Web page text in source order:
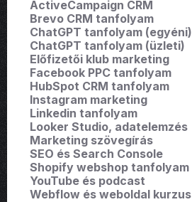
ActiveCampaign CRM
Brevo CRM tanfolyam
ChatGPT tanfolyam (egyéni)
ChatGPT tanfolyam (üzleti)
Előfizetői klub marketing
Facebook PPC tanfolyam
HubSpot CRM tanfolyam
Instagram marketing
Linkedin tanfolyam
Looker Studio, adatelemzés
Marketing szövegírás
SEO és Search Console
Shopify webshop tanfolyam
YouTube és podcast
Webflow és weboldal kurzus